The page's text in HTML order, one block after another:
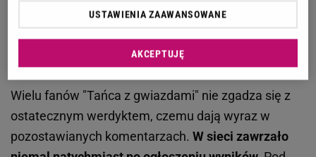
"Taniec z gwiazdami". Widzowie oburzeni
werdyktem. Wielu trzymało kciuki za Agnieszkę
Kaczorowską i Filipa Gurłacza
Wielu fanów "Tańca z gwiazdami" nie zgadza się z
ostatecznym werdyktem, czemu dają wyraz w
pozostawianych komentarzach. W sieci zawrzało
USTAWIENIA ZAAWANSOWANE
AKCEPTUJĘ